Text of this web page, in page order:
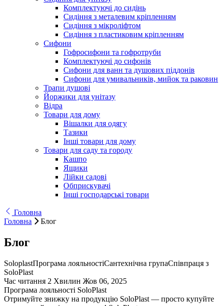
Комплектуючі до сидінь
Сидіння з металевим кріпленням
Сидіння з мікроліфтом
Сидіння з пластиковим кріпленням
Сифони
Гофросифони та гофротруби
Комплектуючі до сифонів
Сифони для ванн та душових піддонів
Сифони для умивальників, мийок та раковин
Трапи душові
Йоржики для унітазу
Відра
Товари для дому
Вішалки для одягу
Тазики
Інші товари для дому
Товари для саду та городу
Кашпо
Ящики
Лійки садові
Обприскувачі
Інші господарські товари
Головна
Головна
Блог
Блог
SoloplastПрограма лояльностіСантехнічна групаСпівпраця з
SoloPlast
Час читання 2 Хвилин Жов 06, 2025
Програма лояльності SoloPlast
Отримуйте знижку на продукцію SoloPlast — просто купуйте